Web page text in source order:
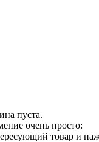
пуста.
очень просто:
товар и